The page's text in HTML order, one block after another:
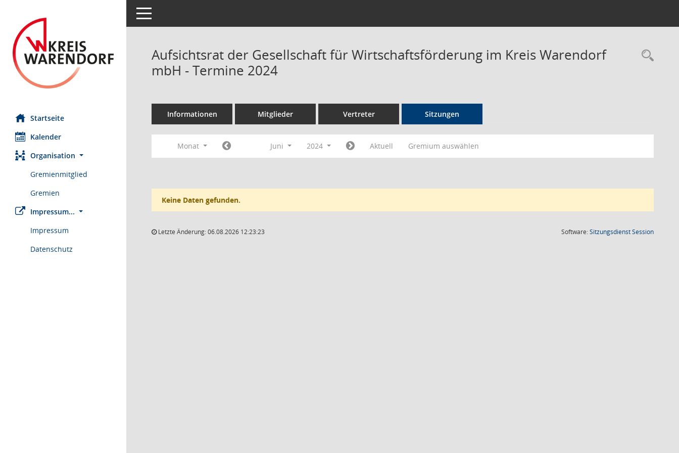
Startseite
Kalender
Organisation
Gremienmitglied
Gremien
Impressum...
Impressum
Datenschutz
Toggle navigation
Aufsichtsrat der Gesellschaft für Wirtschaftsförderung im Kreis Warendorf
mbH - Termine 2024
Informationen Mitglieder Vertreter Sitzungen
Monat Juni 2024 Aktuell Gremium auswählen
Keine Daten gefunden.
Letzte Änderung: 06.08.2026 12:23:23 Software:SitzungsdienstSession(Wird in